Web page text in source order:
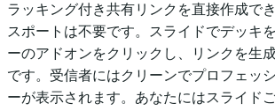
ラッキング付き共有リンクを直接作成で
スポートは不要です。スライドでデッキ
ーのアドオンをクリックし、リンクを生
です。受信者にはクリーンでプロフェッ
ーが表示されます。あなたにはスライド